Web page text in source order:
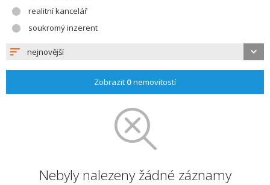
realitní kancelář
soukromý inzerent
nejnovější
Zobrazit 0nemovitostí
Nebyly nalezeny žádné záznamy